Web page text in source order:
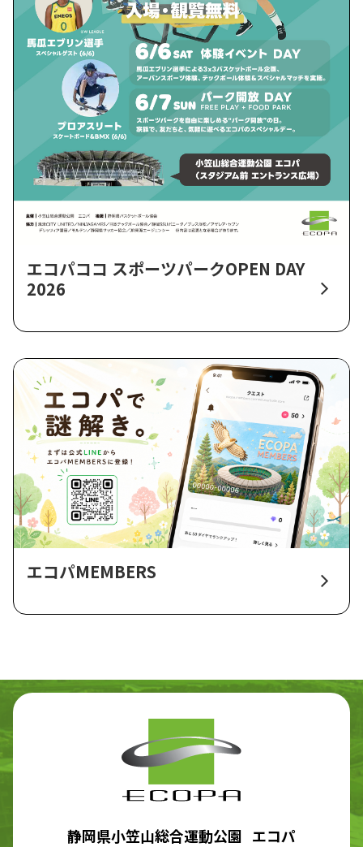
エコパココ スポーツパークOPEN DAY
2026
エコパMEMBERS
静岡県小笠山総合運動公園 エコパ